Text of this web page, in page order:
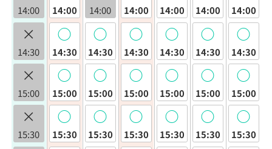
14:00
×
14:30
×
15:00
×
15:30
14:00
◯
14:30
◯
15:00
◯
15:30
14:00
◯
14:30
◯
15:00
◯
15:30
14:00
◯
14:30
◯
15:00
◯
15:30
14:00
◯
14:30
◯
15:00
◯
15:30
14:00
◯
14:30
◯
15:00
◯
15:30
14:00
◯
14:30
◯
15:00
◯
15:30